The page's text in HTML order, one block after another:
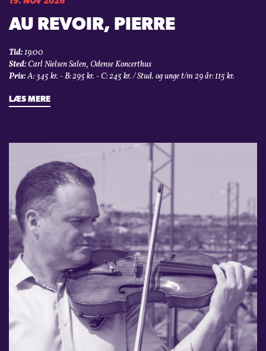
AU REVOIR, PIERRE
Tid:19:00
Sted:Carl Nielsen Salen, Odense Koncerthus
Pris:A: 345 kr. - B: 295 kr. - C: 245 kr. / Stud. og unge t/m 29 år: 115 kr.
LÆS MERE